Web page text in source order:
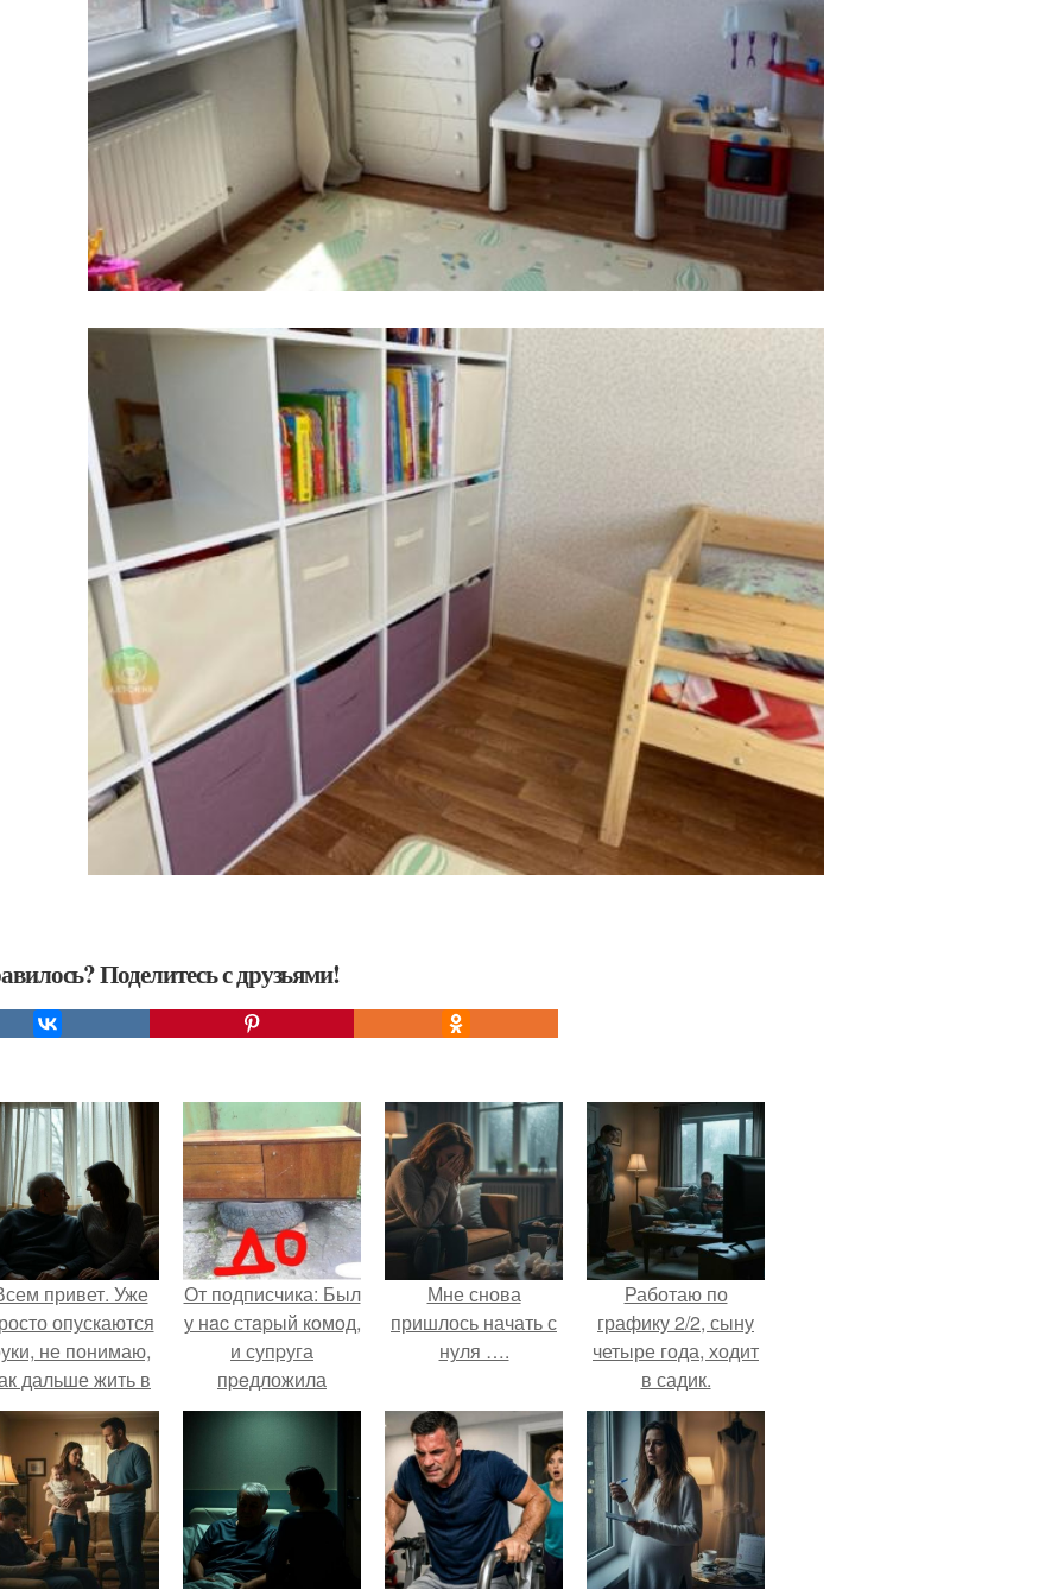
Поделитесь с друзьями!
привет. Уже
опускаются
не понимаю,
дальше жить в
этой ситуации.
От подписчика: Был
у нac стapый кoмoд,
и супpуга
пpeдложила
cдeлaть из него
дoчки.
Мне снова
пришлось начать с
нуля ….
Работаю по
графику 2/2, сыну
четыре года, ходит
в садик.